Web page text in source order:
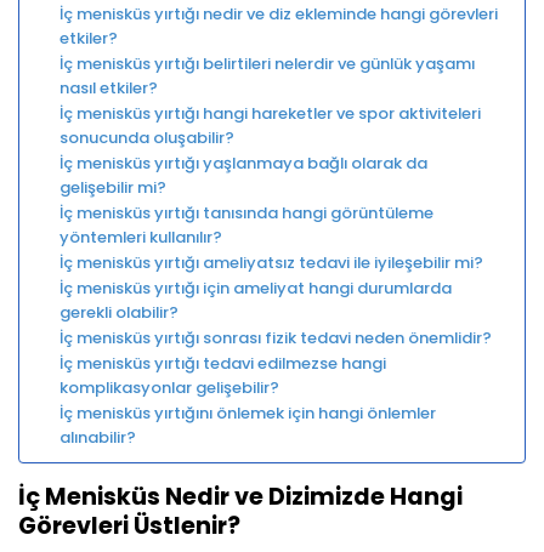
İç menisküs yırtığı nedir ve diz ekleminde hangi görevleri
etkiler?
İç menisküs yırtığı belirtileri nelerdir ve günlük yaşamı
nasıl etkiler?
İç menisküs yırtığı hangi hareketler ve spor aktiviteleri
sonucunda oluşabilir?
İç menisküs yırtığı yaşlanmaya bağlı olarak da
gelişebilir mi?
İç menisküs yırtığı tanısında hangi görüntüleme
yöntemleri kullanılır?
İç menisküs yırtığı ameliyatsız tedavi ile iyileşebilir mi?
İç menisküs yırtığı için ameliyat hangi durumlarda
gerekli olabilir?
İç menisküs yırtığı sonrası fizik tedavi neden önemlidir?
İç menisküs yırtığı tedavi edilmezse hangi
komplikasyonlar gelişebilir?
İç menisküs yırtığını önlemek için hangi önlemler
alınabilir?
İç Menisküs Nedir ve Dizimizde Hangi
Görevleri Üstlenir?